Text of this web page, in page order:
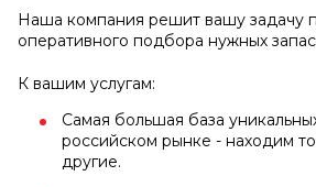
Наша компания решит вашу задачу
оперативного подбора нужных
К вашим услугам:
Самая большая база
российском рынке - находим
другие.